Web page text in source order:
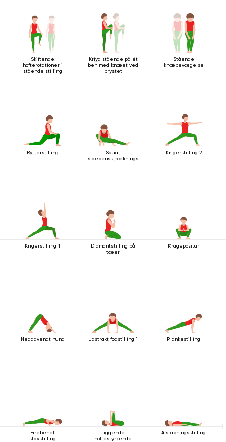
Skiftende
hofterotationer i
stående stilling
Kriya stående på ét
ben med knæet ved
brystet
Stående
knæbevægelse
Rytterstilling
Squat
sidebensstrækningsstilling
Krigerstilling 2
Krigerstilling 1
Diamantstilling på
tæer
Kragepositur
Nedadvendt hund Udstrakt fodstilling 1 Plankestilling
Firebenet
stavstilling
Liggende
hoftestyrkende
Afslapningsstilling